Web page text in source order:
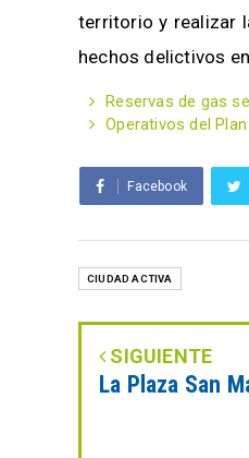
territorio y realizar
hechos delictivos
Reservas de gas
Operativos del
Facebook
CIUDAD ACTIVA
SIGUIENTE
La Plaza San